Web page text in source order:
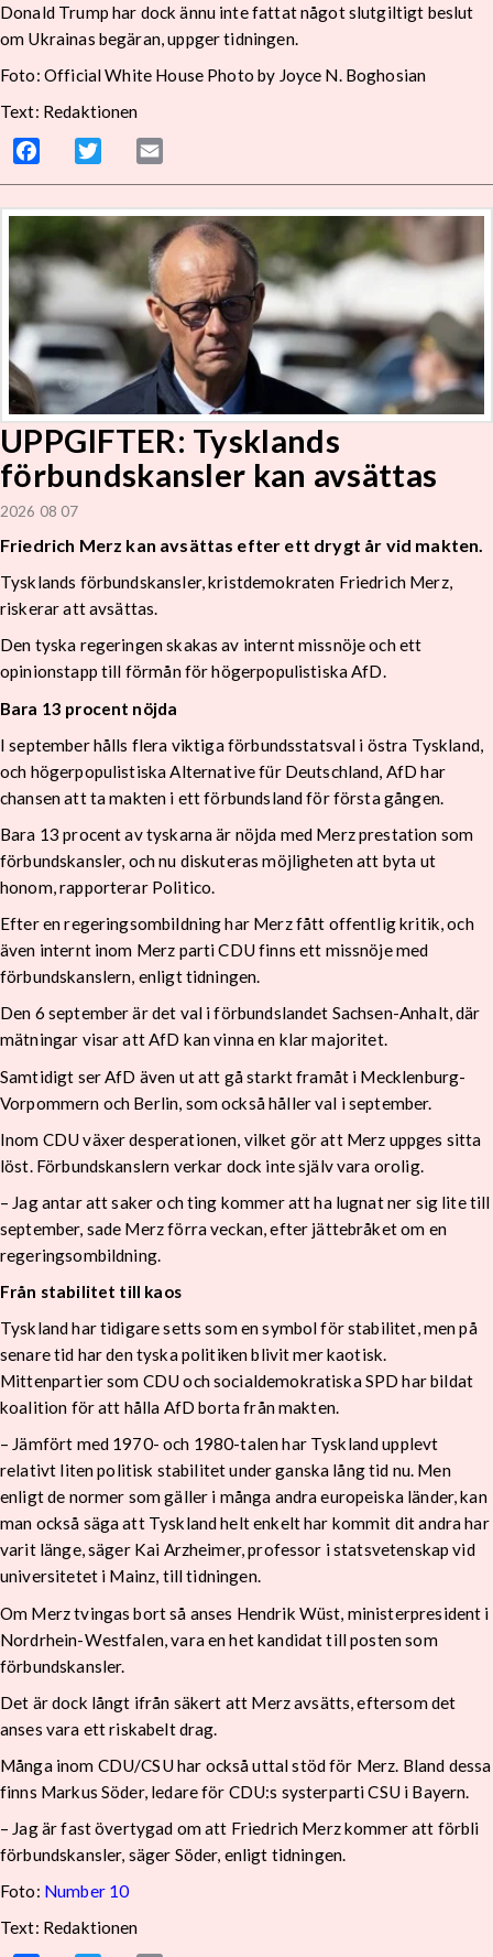
Donald Trump har dock ännu inte fattat något slutgiltigt beslut
om Ukrainas begäran, uppger tidningen.
Foto: Official White House Photo by Joyce N. Boghosian
Text: Redaktionen
Facebook Twitter
UPPGIFTER: Tysklands
förbundskansler kan avsättas
2026 08 07
Friedrich Merz kan avsättas efter ett drygt år vid makten.
Tysklands förbundskansler, kristdemokraten Friedrich Merz,
riskerar att avsättas.
Den tyska regeringen skakas av internt missnöje och ett
opinionstapp till förmån för högerpopulistiska AfD.
Bara 13 procent nöjda
I september hålls flera viktiga förbundsstatsval i östra Tyskland,
och högerpopulistiska Alternative für Deutschland, AfD har
chansen att ta makten i ett förbundsland för första gången.
Bara 13 procent av tyskarna är nöjda med Merz prestation som
förbundskansler, och nu diskuteras möjligheten att byta ut
honom, rapporterar Politico.
Efter en regeringsombildning har Merz fått offentlig kritik, och
även internt inom Merz parti CDU finns ett missnöje med
förbundskanslern, enligt tidningen.
Den 6 september är det val i förbundslandet Sachsen-Anhalt, där
mätningar visar att AfD kan vinna en klar majoritet.
Samtidigt ser AfD även ut att gå starkt framåt i Mecklenburg-
Vorpommern och Berlin, som också håller val i september.
Inom CDU växer desperationen, vilket gör att Merz uppges sitta
löst. Förbundskanslern verkar dock inte själv vara orolig.
– Jag antar att saker och ting kommer att ha lugnat ner sig lite till
september, sade Merz förra veckan, efter jättebråket om en
regeringsombildning.
Från stabilitet till kaos
Tyskland har tidigare setts som en symbol för stabilitet, men på
senare tid har den tyska politiken blivit mer kaotisk.
Mittenpartier som CDU och socialdemokratiska SPD har bildat
koalition för att hålla AfD borta från makten.
– Jämfört med 1970- och 1980-talen har Tyskland upplevt
relativt liten politisk stabilitet under ganska lång tid nu. Men
enligt de normer som gäller i många andra europeiska länder, kan
man också säga att Tyskland helt enkelt har kommit dit andra har
varit länge, säger Kai Arzheimer, professor i statsvetenskap vid
universitetet i Mainz, till tidningen.
Om Merz tvingas bort så anses Hendrik Wüst, ministerpresident i
Nordrhein-Westfalen, vara en het kandidat till posten som
förbundskansler.
Det är dock långt ifrån säkert att Merz avsätts, eftersom det
anses vara ett riskabelt drag.
Många inom CDU/CSU har också uttal stöd för Merz. Bland dessa
finns Markus Söder, ledare för CDU:s systerparti CSU i Bayern.
– Jag är fast övertygad om att Friedrich Merz kommer att förbli
förbundskansler, säger Söder, enligt tidningen.
Foto: Number 10
Text: Redaktionen